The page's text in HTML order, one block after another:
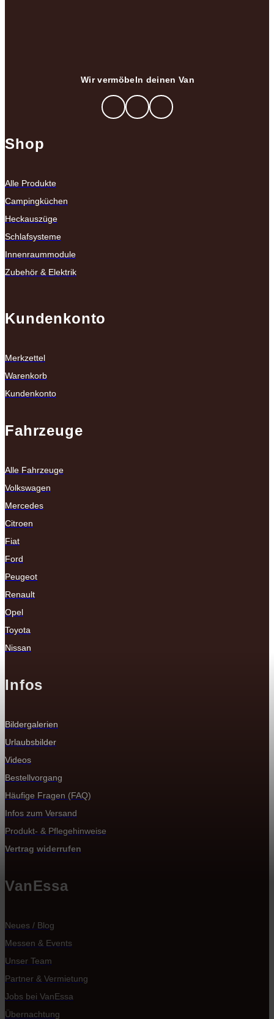
Wir vermöbeln deinen Van
Shop
Alle Produkte
Campingküchen
Heckauszüge
Schlafsysteme
Innenraummodule
Zubehör & Elektrik
Kundenkonto
Merkzettel
Warenkorb
Kundenkonto
Fahrzeuge
Alle Fahrzeuge
Volkswagen
Mercedes
Citroen
Fiat
Ford
Peugeot
Renault
Opel
Toyota
Nissan
Infos
Bildergalerien
Urlaubsbilder
Videos
Bestellvorgang
Häufige Fragen (FAQ)
Infos zum Versand
Produkt- & Pflegehinweise
Vertrag widerrufen
VanEssa
Neues / Blog
Messen & Events
Unser Team
Partner & Vermietung
Jobs bei VanEssa
Übernachtung